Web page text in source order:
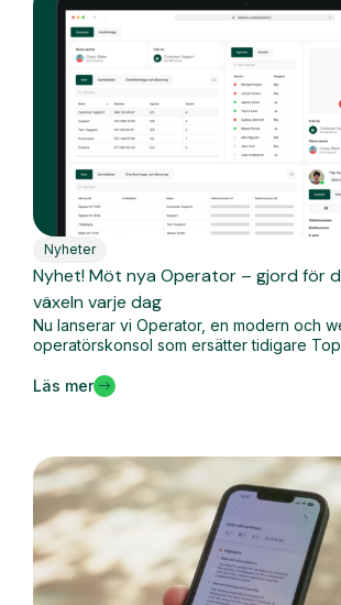
Nyheter
Nyhet! Möt nya Operator – gjord för
växeln varje dag
Nu lanserar vi Operator, en modern och
operatörskonsol som ersätter tidigare
Läs mer